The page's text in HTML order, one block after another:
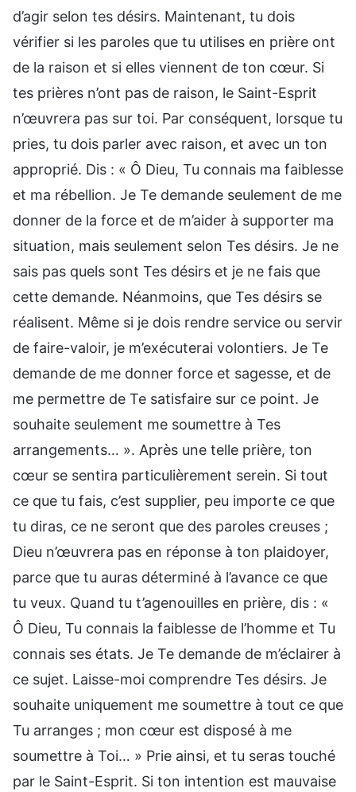
d’agir selon tes désirs. Maintenant, tu dois
vérifier si les paroles que tu utilises en prière ont
de la raison et si elles viennent de ton cœur. Si
tes prières n’ont pas de raison, le Saint-Esprit
n’œuvrera pas sur toi. Par conséquent, lorsque tu
pries, tu dois parler avec raison, et avec un ton
approprié. Dis : « Ô Dieu, Tu connais ma faiblesse
et ma rébellion. Je Te demande seulement de me
donner de la force et de m’aider à supporter ma
situation, mais seulement selon Tes désirs. Je ne
sais pas quels sont Tes désirs et je ne fais que
cette demande. Néanmoins, que Tes désirs se
réalisent. Même si je dois rendre service ou servir
de faire-valoir, je m’exécuterai volontiers. Je Te
demande de me donner force et sagesse, et de
me permettre de Te satisfaire sur ce point. Je
souhaite seulement me soumettre à Tes
arrangements… ». Après une telle prière, ton
cœur se sentira particulièrement serein. Si tout
ce que tu fais, c’est supplier, peu importe ce que
tu diras, ce ne seront que des paroles creuses ;
Dieu n’œuvrera pas en réponse à ton plaidoyer,
parce que tu auras déterminé à l’avance ce que
tu veux. Quand tu t’agenouilles en prière, dis : «
Ô Dieu, Tu connais la faiblesse de l’homme et Tu
connais ses états. Je Te demande de m’éclairer à
ce sujet. Laisse-moi comprendre Tes désirs. Je
souhaite uniquement me soumettre à tout ce que
Tu arranges ; mon cœur est disposé à me
soumettre à Toi… » Prie ainsi, et tu seras touché
par le Saint-Esprit. Si ton intention est mauvaise